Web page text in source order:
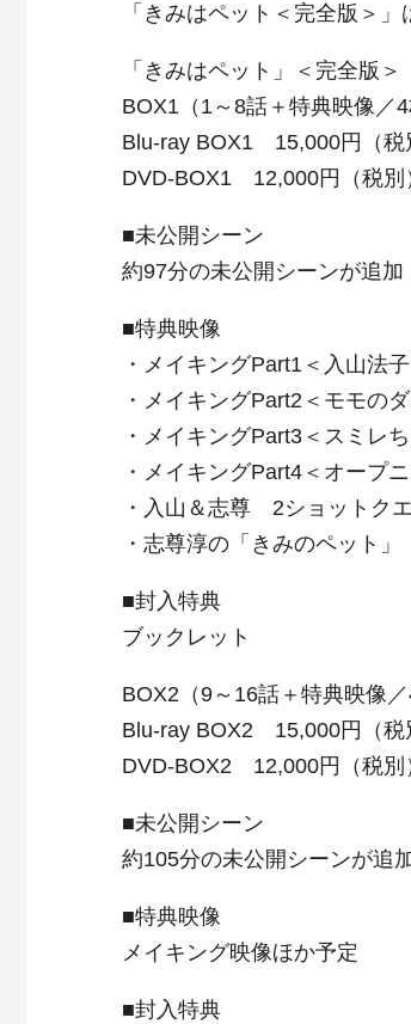
「きみはペット＜完全版＞」
「きみはペット」＜完全版＞
BOX1（1～8話＋特典映像
Blu-ray BOX1 15,000円（
DVD-BOX1 12,000円（税
■未公開シーン
約97分の未公開シーンが追加
■特典映像
・メイキングPart1＜入山法
・メイキングPart2＜モモの
・メイキングPart3＜スミレ
・メイキングPart4＜オープ
・入山＆志尊 2ショットク
・志尊淳の「きみのペット」
■封入特典
ブックレット
BOX2（9～16話＋特典映像
Blu-ray BOX2 15,000円（
DVD-BOX2 12,000円（税
■未公開シーン
約105分の未公開シーンが追
■特典映像
メイキング映像ほか予定
■封入特典